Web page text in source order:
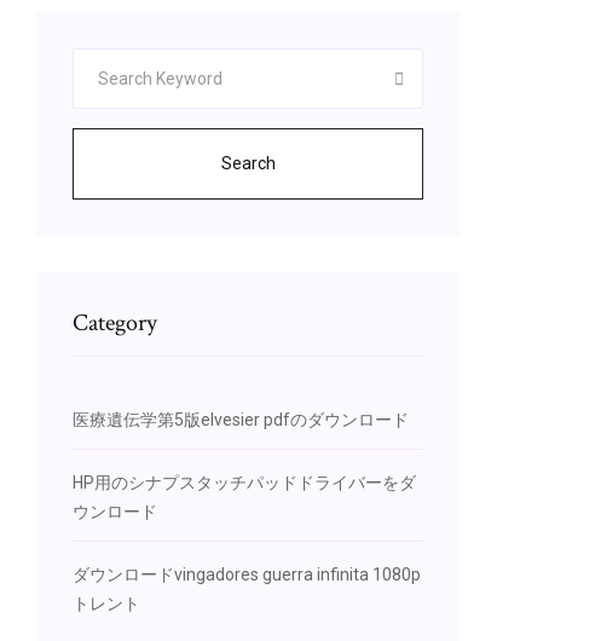
Search
Category
医療遺伝学第5版elvesier pdfのダウンロード
HP用のシナプスタッチパッドドライバーをダ
ウンロード
ダウンロードvingadores guerra infinita 1080p
トレント